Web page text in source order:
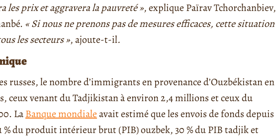
les prix et aggravera la pauvreté », explique Païrav Tchorchanbiev,
« Si nous ne prenons pas de mesures efficaces, cette situation
les secteurs », ajoute-t-il.
russes, le nombre d’immigrants en provenance d’Ouzbékistan en
ceux venant du Tadjikistan à environ 2,4 millions et ceux du
LaBanque mondialeavait estimé que les envois de fonds depuis
% du produit intérieur brut (PIB) ouzbek, 30 % du PIB tadjik et